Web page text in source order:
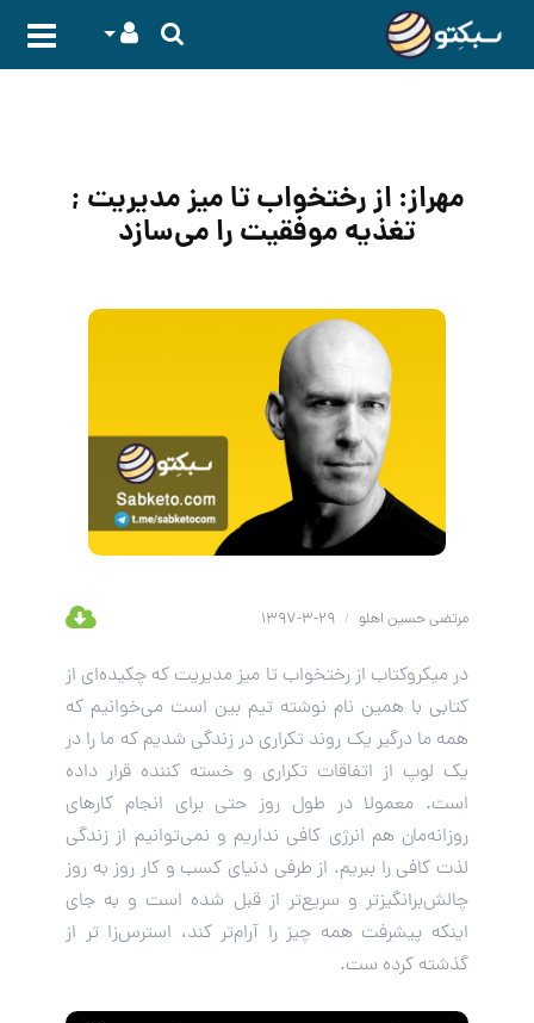
مهراز: از رختخواب تا میز مدیریت ;
تغذیه موفقیت را می‌سازد
مرتضی حسین اهلو /
در میکروکتاب از رختخواب تا میز مدیریت که چکیده‌ای از
کتابی با همین نام نوشته تیم بین است می‌خوانیم که
همه ما درگیر یک روند تکراری در زندگی شدیم که ما را در
یک لوپ از اتفاقات تکراری و خسته کننده قرار داده
است. معمولا در طول روز حتی برای انجام کارهای
روزانه‌مان هم انرژی کافی نداریم و نمی‌توانیم از زندگی
لذت کافی را ببریم. از طرفی دنیای کسب و کار روز به روز
چالش‌برانگیزتر و سریع‌تر از قبل شده است و به جای
اینکه پیشرفت همه چیز را آرام‌تر کند، استرس‌زا تر از
گذشته کرده ست.